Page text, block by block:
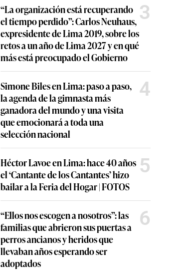
“La organización está recuperando
el tiempo perdido”: Carlos Neuhaus,
expresidente de Lima 2019, sobre los
retos a un año de Lima 2027 y en qué
más está preocupado el Gobierno
3
Simone Biles en Lima: paso a paso,
la agenda de la gimnasta más
ganadora del mundo y una visita
que emocionará a toda una
selección nacional
4
Héctor Lavoe en Lima: hace 40 años
el ‘Cantante de los Cantantes’ hizo
bailar a la Feria del Hogar | FOTOS
5
“Ellos nos escogen a nosotros”: las
familias que abrieron sus puertas a
perros ancianos y heridos que
llevaban años esperando ser
adoptados
6